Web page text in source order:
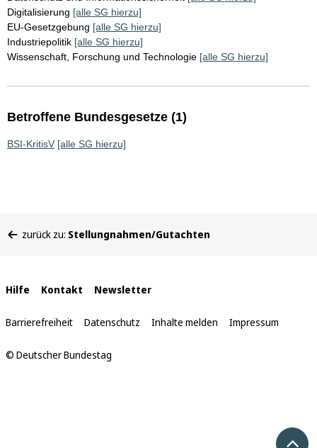
Digitalisierung [alle SG hierzu]
EU-Gesetzgebung [alle SG hierzu]
Industriepolitik [alle SG hierzu]
Wissenschaft, Forschung und Technologie [alle SG hierzu]
Betroffene Bundesgesetze (1)
BSI-KritisV [alle SG hierzu]
befinden
zurück zu: Stellungnahmen/Gutachten
Interne
Links
Hilfe Kontakt Newsletter
Barrierefreiheit Datenschutz Inhalte melden Impressum
© Deutscher Bundestag